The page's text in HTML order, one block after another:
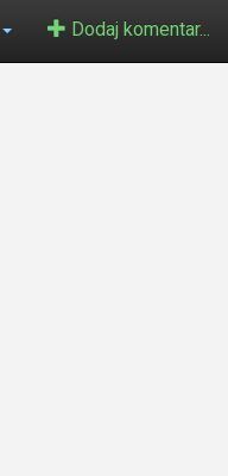
Dodaj komentar...